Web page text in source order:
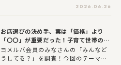
クアップしていただきました。寝かし
の絵本の魅力もうかがっています。こ
れらを参考に、ぜひお子さんをリラッ
クスさせ、気持ちよく眠りに導く一冊
を見つけてくださいね。
で忙しくご飯を作っていると、子ども
が「お手伝いしたい！」とやってくる
は嬉しい反面、「危なくないかな」
「時間がかかってしまうな」と葛藤し
てしまう方も多いのではないでしょう
か。今回は、ヨメルバ会員の皆さんに
2026.06.26
お店選びの決め手、実は「価格」より
「〇〇」が重要だった！子育て世帯の外
食事情を調査
ヨメルバ会員のみなさんの「みんなど
うしてる？」を調査！今回のテーマ